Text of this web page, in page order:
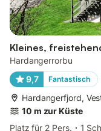
Kleines,
Hardangerrorbu
9,7
Fantastisch
Hardangerfjord,
10 m zur Küste
Platz für 2 Pers.
1